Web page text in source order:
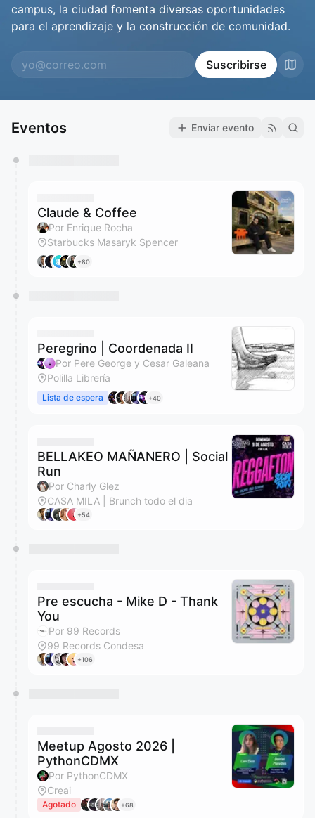
campus, la ciudad fomenta diversas oportunidades
para el aprendizaje y la construcción de comunidad.
Suscribirse
Eventos Enviar evento
Claude & Coffee
Por Enrique Rocha
Starbucks Masaryk Spencer
+80
Peregrino | Coordenada II
Por Pere George y Cesar Galeana
Polilla Librería
Lista de espera +40
BELLAKEO MAÑANERO | Social
Run
Por Charly Glez
CASA MILA | Brunch todo el dia
+54
Pre escucha - Mike D - Thank
You
Por 99 Records
99 Records Condesa
+106
Meetup Agosto 2026 |
PythonCDMX
Por PythonCDMX
Creai
Agotado +68